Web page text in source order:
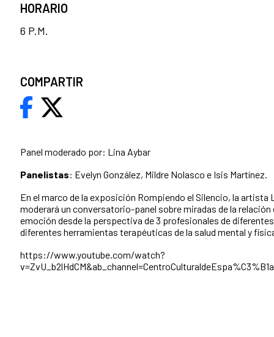
Panel moderado por: Lina Aybar
Panelistas: Evelyn González, Mildre Nolasco e Isis Martínez.
En el marco de la exposición Rompiendo el Silencio, la artista
moderará un conversatorio-panel sobre miradas de la relación
emoción desde la perspectiva de 3 profesionales de
diferentes herramientas terapéuticas de la salud mental y
https://www.youtube.com/watch?
HORARIO
6 P.M.
COMPARTIR